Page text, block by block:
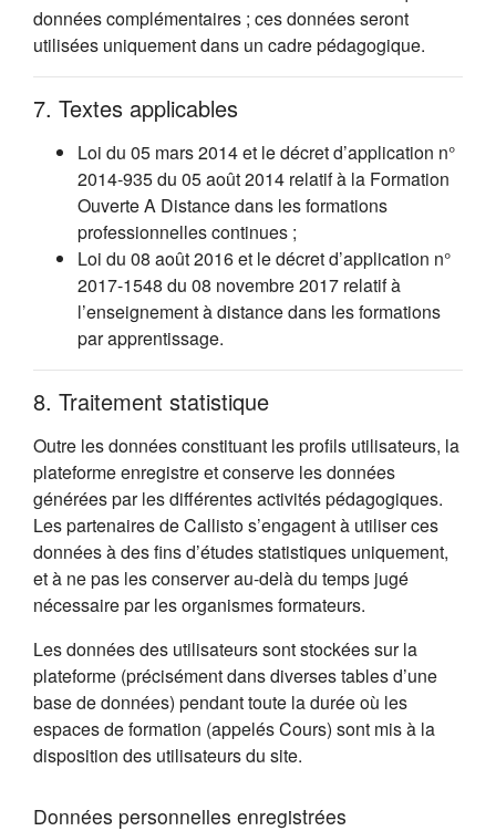
données complémentaires ; ces données seront
utilisées uniquement dans un cadre pédagogique.
7. Textes applicables
Loi du 05 mars 2014 et le décret d’application n°
2014-935 du 05 août 2014 relatif à la Formation
Ouverte A Distance dans les formations
professionnelles continues ;
Loi du 08 août 2016 et le décret d’application n°
2017-1548 du 08 novembre 2017 relatif à
l’enseignement à distance dans les formations
par apprentissage.
8. Traitement statistique
Outre les données constituant les profils utilisateurs, la
plateforme enregistre et conserve les données
générées par les différentes activités pédagogiques.
Les partenaires de Callisto s’engagent à utiliser ces
données à des fins d’études statistiques uniquement,
et à ne pas les conserver au-delà du temps jugé
nécessaire par les organismes formateurs.
Les données des utilisateurs sont stockées sur la
plateforme (précisément dans diverses tables d’une
base de données) pendant toute la durée où les
espaces de formation (appelés Cours) sont mis à la
disposition des utilisateurs du site.
Données personnelles enregistrées